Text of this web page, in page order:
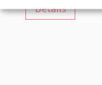
Details